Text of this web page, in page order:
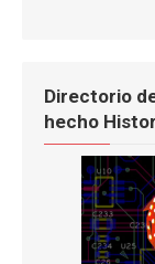
Directorio
hecho